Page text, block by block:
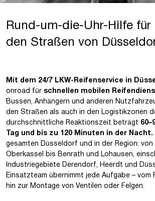
Rund-um-die-Uhr-Hilfe für
den Straßen von
Mit dem 24/7 LKW-Reifenservice in
onroad für schnellen mobilen
Bussen, Anhängern und anderen
den Straßen als auch in den Logistikzonen
durchschnittliche Reaktionszeit beträgt
Tag und bis zu 120 Minuten in der Nacht.
gesamten Düsseldorf und in der Region:
Oberkassel bis Benrath und Lohausen,
Industriegebiete Derendorf, Heerdt und
Einsatzteam übernimmt jede Aufgabe – vom
hin zur Montage von Ventilen oder Felgen.